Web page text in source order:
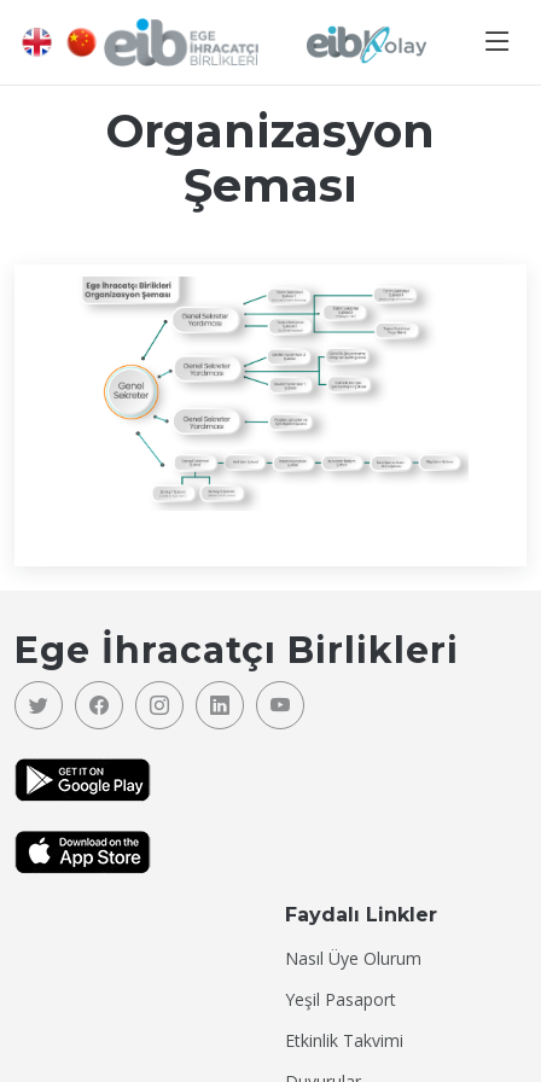
Organizasyon
Şeması
Ege İhracatçı Birlikleri
Faydalı Linkler
Nasıl Üye Olurum
Yeşil Pasaport
Etkinlik Takvimi